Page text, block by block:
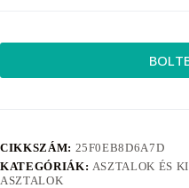
CIKKSZÁM: 25F0EB8D6A7D
KATEGÓRIÁK: ASZTALOK ÉS
ASZTALOK